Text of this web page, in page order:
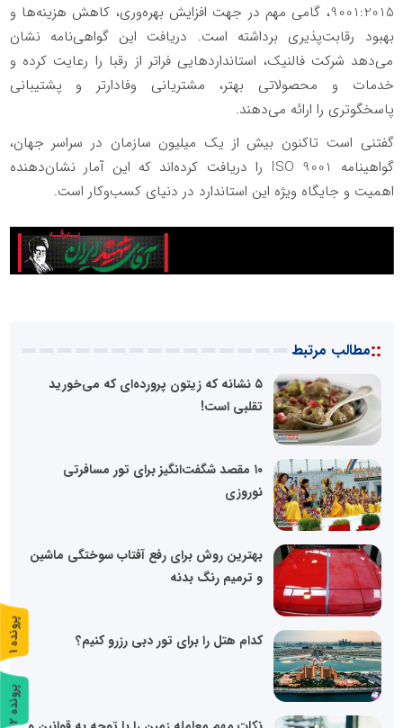
9001:2015، گامی مهم در جهت افزایش بهره‌وری، کاهش هزینه‌ها و
بهبود رقابت‌پذیری برداشته است. دریافت این گواهی‌نامه نشان
می‌دهد شرکت فالنیک، استانداردهایی فراتر از رقبا را رعایت کرده و
خدمات و محصولاتی بهتر، مشتریانی وفادارتر و پشتیبانی
پاسخگوتری را ارائه می‌دهند.
گفتنی است تاکنون بیش از یک میلیون سازمان در سراسر جهان،
گواهینامه ISO 9001 را دریافت کرده‌اند که این آمار نشان‌دهنده
اهمیت و جایگاه ویژه این استاندارد در دنیای کسب‌وکار است.
::مطالب مرتبط
۵ نشانه که زیتون پرورده‌ای که می‌خورید
تقلبی است!
۱۰ مقصد شگفت‌انگیز برای تور مسافرتی
نوروزی
بهترین روش برای رفع آفتاب سوختگی ماشین
و ترمیم رنگ بدنه
کدام هتل را برای تور دبی رزرو کنیم؟ پ
ر
و
ن
د
ه
1
پ
ر
و
ن
د
ه
2